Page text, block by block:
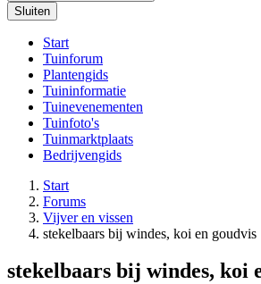
Sluiten
Start
Tuinforum
Plantengids
Tuininformatie
Tuinevenementen
Tuinfoto's
Tuinmarktplaats
Bedrijvengids
Start
Forums
Vijver en vissen
stekelbaars bij windes, koi en goudvis
stekelbaars bij windes, koi